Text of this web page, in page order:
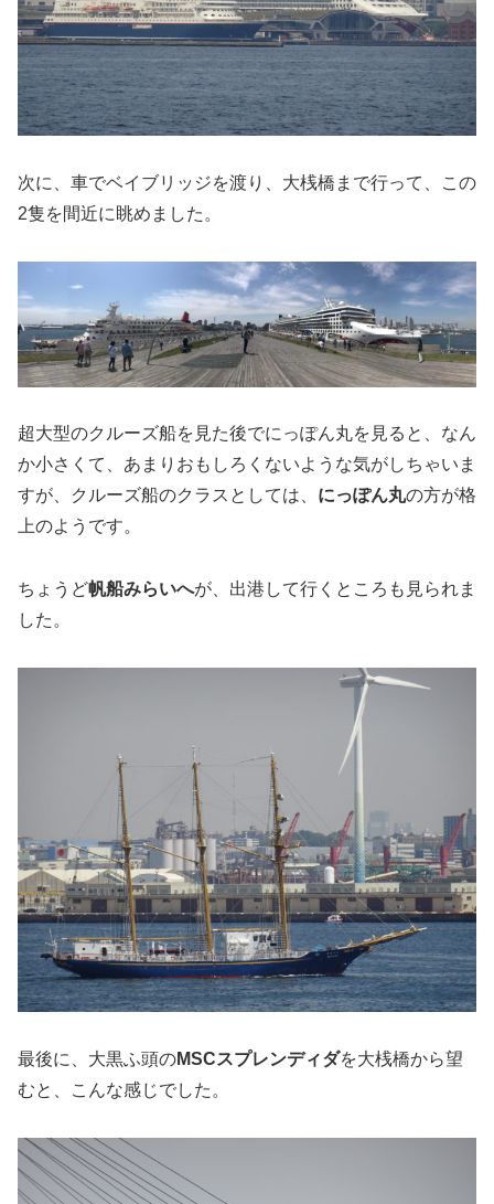
次に、車でベイブリッジを渡り、大桟橋まで行って、この
2隻を間近に眺めました。
超大型のクルーズ船を見た後でにっぽん丸を見ると、なん
か小さくて、あまりおもしろくないような気がしちゃいま
すが、クルーズ船のクラスとしては、 にっぽん丸の方が格
上のようです。
ちょうど帆船みらいへが、出港して行くところも見られま
した。
最後に、大黒ふ頭のMSCスプレンディダを大桟橋から望
むと、こんな感じでした。